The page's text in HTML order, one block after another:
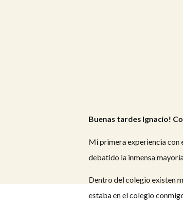
Buenas tardes Ignacio!
Mi primera experiencia con
debatido la inmensa
Dentro del colegio existen
estaba en el colegio